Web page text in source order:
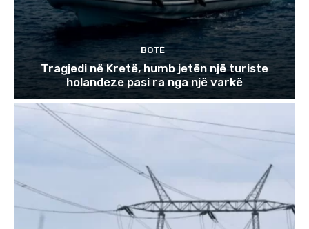
BOTË
Tragjedi në Kretë, humb jetën një turiste
holandeze pasi ra nga një varkë